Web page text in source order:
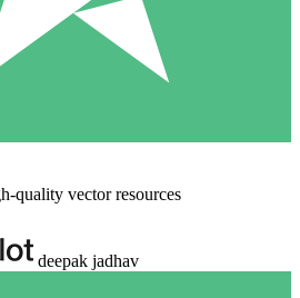
quality vector resources
deepak jadhav